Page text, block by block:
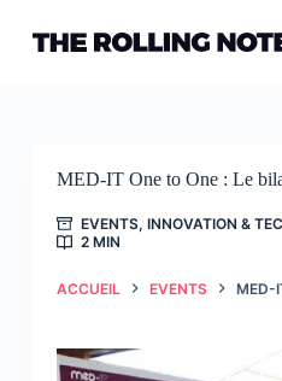
contenu
MED-IT One to One : Le
EVENTS, INNOVATION &
2 MIN
ACCUEIL EVENTS MED-